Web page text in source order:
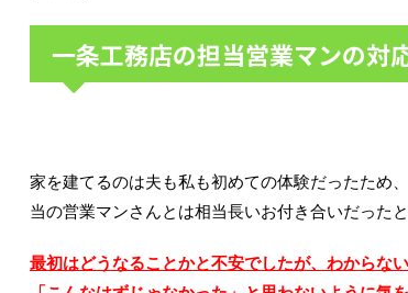
一条工務店の担当営業マンの対
家を建てるのは夫も私も初めての体験だったため
当の営業マンさんとは相当長いお付き合いだったと
最初はどうなることかと不安でしたが、わからな